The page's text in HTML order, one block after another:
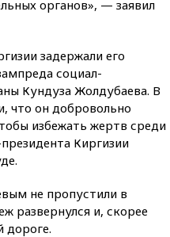
органов», — заявил
задержали его
социал-
Кундуза Жолдубаева. В
что он добровольно
избежать жертв среди
Киргизии
не пропустили в
развернулся и, скорее
дороге.